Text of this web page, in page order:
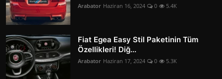
Arabator Haziran 16, 2024 0 5.4K
Fiat Egea Easy Stil Paketinin Tüm
Özellikleri! Diğ...
Arabator Haziran 17, 2024 0 5.3K